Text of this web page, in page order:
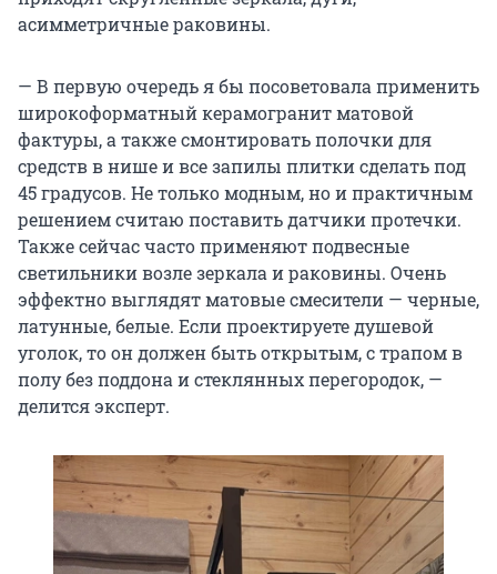
асимметричные раковины.
— В первую очередь я бы посоветовала применить
широкоформатный керамогранит матовой
фактуры, а также смонтировать полочки для
средств в нише и все запилы плитки сделать под
45 градусов. Не только модным, но и практичным
решением считаю поставить датчики протечки.
Также сейчас часто применяют подвесные
светильники возле зеркала и раковины. Очень
эффектно выглядят матовые смесители — черные,
латунные, белые. Если проектируете душевой
уголок, то он должен быть открытым, с трапом в
полу без поддона и стеклянных перегородок, —
делится эксперт.